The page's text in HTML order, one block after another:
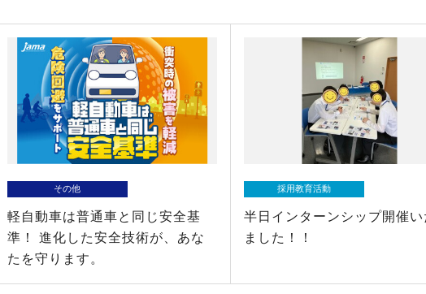
その他
軽自動車は普通車と同じ安全基
準！ 進化した安全技術が、あな
たを守ります。
採用教育活動
半日インターンシップ開催
ました！！